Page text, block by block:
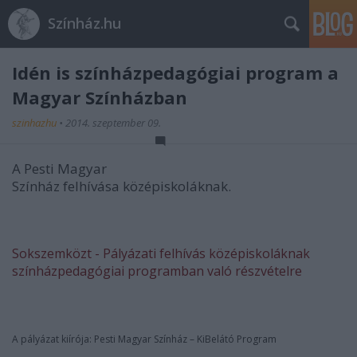
Színház.hu
Idén is színházpedagógiai program a
Magyar Színházban
szinhazhu • 2014. szeptember 09.
A Pesti Magyar
Színház felhívása középiskoláknak.
Sokszemközt - Pályázati felhívás középiskoláknak
színházpedagógiai programban való részvételre
A pályázat kiírója: Pesti Magyar Színház – KiBelátó Program